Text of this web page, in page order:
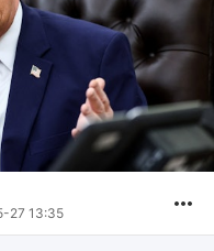
27 13:35